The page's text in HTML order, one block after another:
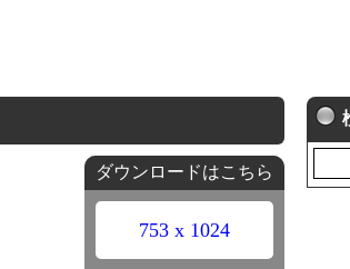
ダウンロードはこちら
753 x 1024